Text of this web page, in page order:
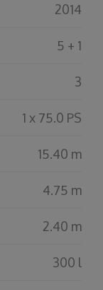
2014
5 + 1
3
1 x 75.0 PS
15.40 m
4.75 m
2.40 m
300 l